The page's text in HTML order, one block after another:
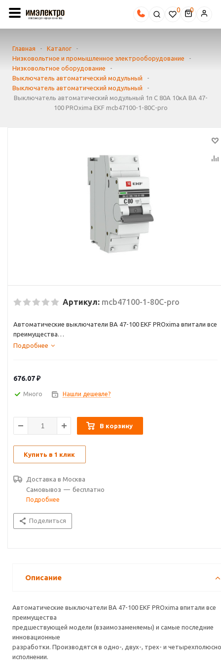
0
Главная - Каталог
-
Низковольтное и промышленное электрооборудование
-
Низковольтное оборудование
-
Выключатель автоматический модульный
-
Выключатель автоматический модульный
-
Выключатель автоматический модульный 1п C 80А 10кА ВА 47-
100 PROxima EKF mcb47100-1-80C-pro
Артикул: mcb47100-1-80C-pro
Автоматические выключатели ВА 47-100 EKF PROxima впитали все
преимущества
предшествующей модели (взаимозаменяемы) и самые последние
Подробнее
676.07₽
Много Нашли дешевле?
В корзину
Купить в 1 клик
Доставка в Москва
Самовывоз — бесплатно
Подробнее
Поделиться
Описание
Автоматические выключатели ВА 47-100 EKF PROxima впитали все
преимущества
предшествующей модели (взаимозаменяемы) и самые последние
инновационные
разработки. Производятся в одно-, двух-, трех- и
исполнении.